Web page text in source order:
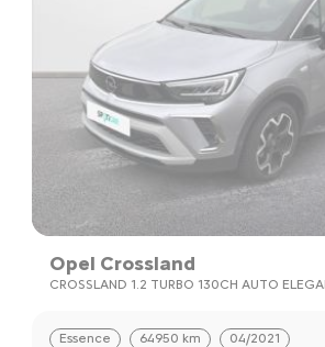
Opel Crossland
CROSSLAND 1.2 TURBO 130CH AUTO
Essence 64950 km 04/2021